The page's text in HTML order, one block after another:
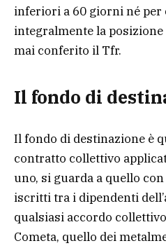
inferiori a 60 giorni né per
integralmente la
mai conferito il Tfr.
Il fondo di
Il fondo di destinazione è
contratto collettivo
uno, si guarda a quello
iscritti tra i dipendenti
qualsiasi accordo
Cometa, quello dei